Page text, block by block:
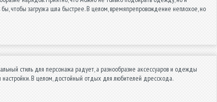
чтобы загрузка шла быстрее. В целом, времяпрепровождение неплохое, но
стиль для персонажа радует, а разнообразие аксессуаров и одежды
В целом, достойный отдых для любителей дресскода.